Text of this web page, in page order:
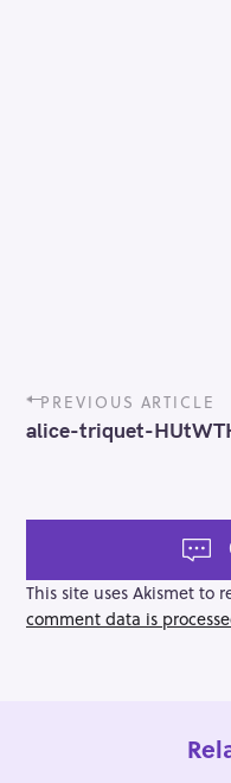
P
o
s
a
g
a
t
PREVIOUS ARTICLE
alice-triquet-
This site uses Akismet to
comment data is